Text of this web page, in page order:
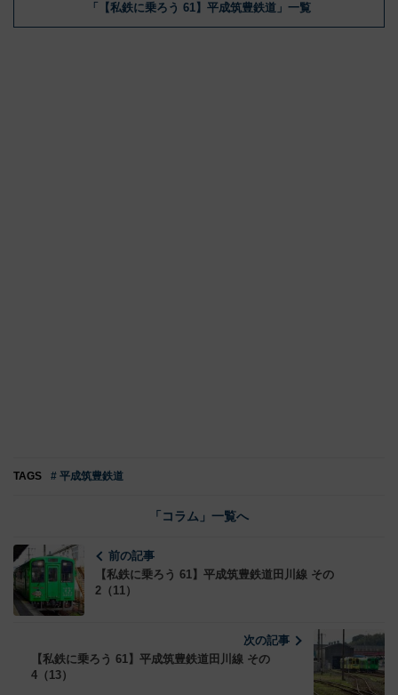
「【私鉄に乗ろう 61】平成筑豊鉄道」一覧
TAGS # 平成筑豊鉄道
「コラム」一覧へ
前の記事
【私鉄に乗ろう 61】平成筑豊鉄道田川線 その
2（11）
次の記事
【私鉄に乗ろう 61】平成筑豊鉄道田川線 その
4（13）